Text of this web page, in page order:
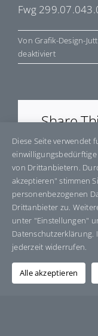
Fwg
VonGrafik-Design-
deaktiviertfür
E8831
Share
Facebook
Über den Autor:
Diese Seite verwendet
von Drittanbietern.
akzeptieren" stimmen
personenbezogenen
Drittanbieter zu.
unter "Einstellungen"
Datenschutzerklärung.
jederzeit widerrufen.
Alle akzeptieren